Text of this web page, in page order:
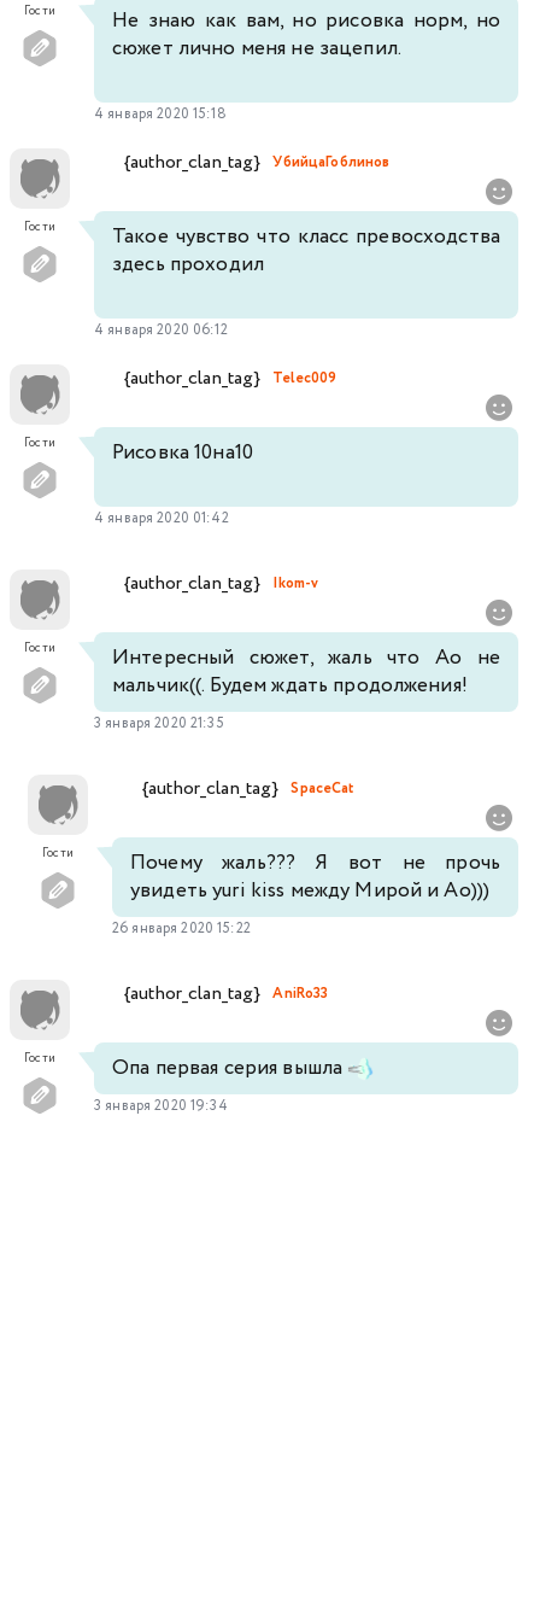
Гости
Не знаю как вам, но рисовка норм, но
сюжет лично меня не зацепил.
4 января 2020 15:18
Гости
{author_clan_tag} УбийцаГоблинов
Такое чувство что класс превосходства
здесь проходил
4 января 2020 06:12
Гости
{author_clan_tag} Telec009
Рисовка 10на10
4 января 2020 01:42
Гости
{author_clan_tag} Ikom-v
Интересный сюжет, жаль что Ао не
мальчик((. Будем ждать продолжения!
3 января 2020 21:35
Гости
{author_clan_tag} SpaceCat
Почему жаль??? Я вот не прочь
увидеть yuri kiss между Мирой и Ао​​​​​​​​​​​​)))
26 января 2020 15:22
Гости
{author_clan_tag} AniRo33
Опа первая серия вышла
3 января 2020 19:34